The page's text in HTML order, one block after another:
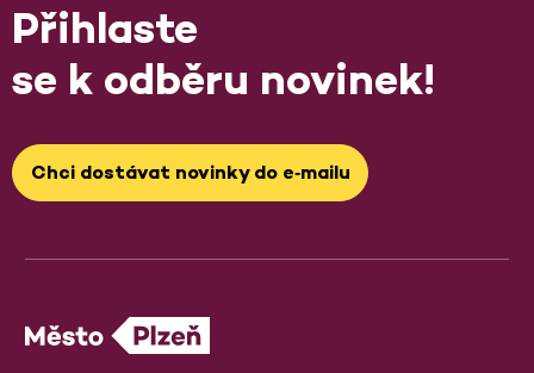
Přihlaste
se k odběru novinek!
Chci dostávat novinky do e‑mailu